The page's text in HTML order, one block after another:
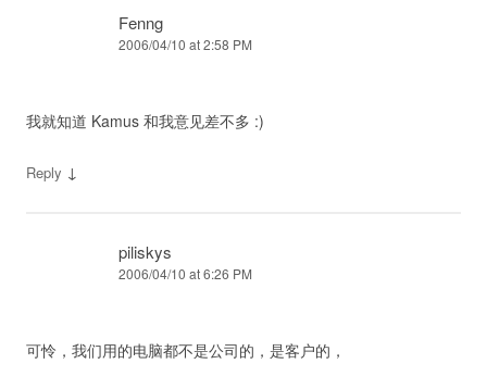
Fenng
2006/04/10 at 2:58 PM
我就知道 Kamus 和我意见差不多 :)
Reply ↓
piliskys
2006/04/10 at 6:26 PM
可怜，我们用的电脑都不是公司的，是客户的，